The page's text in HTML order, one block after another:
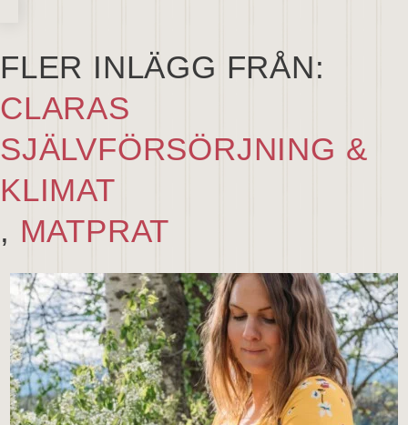
FLER INLÄGG FRÅN:
CLARAS
SJÄLVFÖRSÖRJNING &
KLIMAT
, MATPRAT